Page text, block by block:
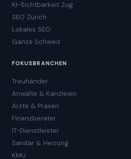
KI-Sichtbarkeit Zug
SEO Zürich
Lokales SEO
Ganze Schweiz
FOKUSBRANCHEN
Treuhänder
Anwälte & Kanzleien
Ärzte & Praxen
Finanzberater
IT-Dienstleister
Sanitär & Heizung
KMU